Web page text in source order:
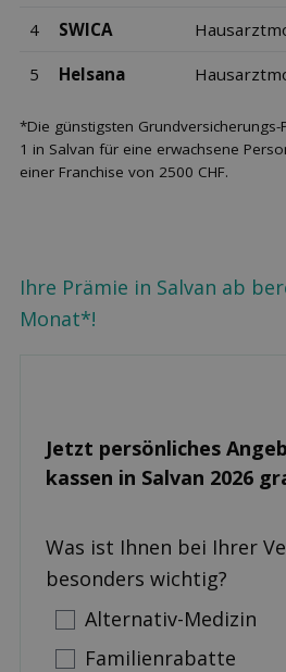
4 SWICA
5 Helsana
*Die günstigsten
1 in Salvan für eine erwachsene
einer Franchise von 2500 CHF.
Ihre Prämie in Salvan ab
Monat*!
Jetzt persönliches
kassen in Salvan 2026
Was ist Ihnen bei Ihrer
besonders wichtig?
Alternativ-Medizin
Familienrabatte